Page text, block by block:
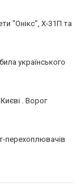
"Онікс", Х-31П та
українського
. Ворог
перехоплювачів